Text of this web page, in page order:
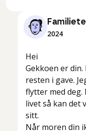
2024
Hei
Gekkoen er
resten i gave.
flytter med
livet så kan
sitt.
Når moren din